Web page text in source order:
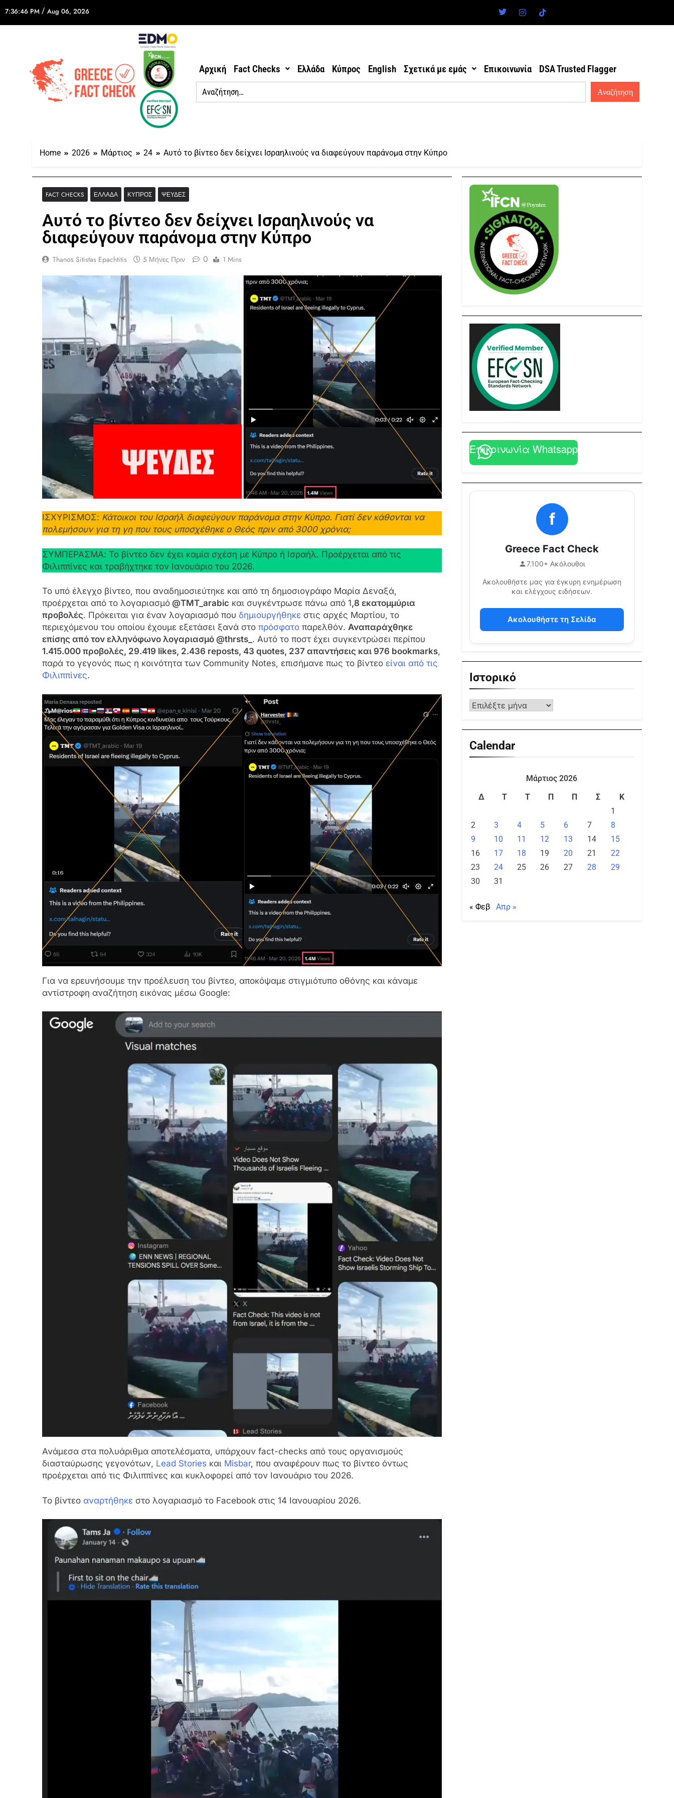
7:36:46 PM / Aug 06, 2026
Αρχική Fact Checks Ελλάδα Κύπρος English Σχετικά με εμάς Επικοινωνία DSA Trusted Flagger
Home 2026 Μάρτιος 24 Αυτό το βίντεο δεν δείχνει Ισραηλινούς να διαφεύγουν παράνομα στην Κύπρο
FACT CHECKS ΕΛΛΆΔΑ ΚΎΠΡΟΣ ΨΕΥΔΈΣ
Αυτό το βίντεο δεν δείχνει Ισραηλινούς να
διαφεύγουν παράνομα στην Κύπρο
Thanos Sitistas Epachtitis 5 Μήνες Πριν 0 1 Mins
ΙΣΧΥΡΙΣΜΟΣ: Κάτοικοι του Ισραήλ διαφεύγουν παράνομα στην Κύπρο. Γιατί δεν κάθονται να
πολεμήσουν για τη γη που τους υποσχέθηκε ο Θεός πριν από 3000 χρόνια;
ΣΥΜΠΕΡΑΣΜΑ: Το βίντεο δεν έχει καμία σχέση με Κύπρο ή Ισραήλ. Προέρχεται από τις
Φιλιππίνες και τραβήχτηκε τον Ιανουάριο του 2026.
Το υπό έλεγχο βίντεο, που αναδημοσιεύτηκε και από τη δημοσιογράφο Μαρία Δεναξά,
προέρχεται από το λογαριασμό @TMT_arabic και συγκέντρωσε πάνω από 1,8 εκατομμύρια
προβολές. Πρόκειται για έναν λογαριασμό που δημιουργήθηκε στις αρχές Μαρτίου, το
περιεχόμενου του οποίου έχουμε εξετάσει ξανά στο πρόσφατο παρελθόν. Αναπαράχθηκε
επίσης από τον ελληνόφωνο λογαριασμό @thrsts_ . Αυτό το ποστ έχει συγκεντρώσει περίπου
1.415.000 προβολές, 29.419 likes, 2.436 reposts, 43 quotes, 237 απαντήσεις και 976 bookmarks,
παρά το γεγονός πως η κοινότητα των Community Notes, επισήμανε πως το βίντεο είναι από τις
Φιλιππίνες.
Για να ερευνήσουμε την προέλευση του βίντεο, αποκόψαμε στιγμιότυπο οθόνης και κάναμε
αντίστροφη αναζήτηση εικόνας μέσω Google:
Ανάμεσα στα πολυάριθμα αποτελέσματα, υπάρχουν fact-checks από τους οργανισμούς
διασταύρωσης γεγονότων, Lead Stories και Misbar, που αναφέρουν πως το βίντεο όντως
προέρχεται από τις Φιλιππίνες και κυκλοφορεί από τον Ιανουάριο του 2026.
Το βίντεο αναρτήθηκε στο λογαριασμό το Facebook στις 14 Ιανουαρίου 2026.
Επικοινωνία Whatsapp
f
Greece Fact Check
7.100+ Ακόλουθοι
Ακολουθήστε μας για έγκυρη ενημέρωση
και ελέγχους ειδήσεων.
Ακολουθήστε τη Σελίδα
Ιστορικό
Calendar
Μάρτιος 2026
Δ
Τ Τ Π Π Σ
Κ
1
2
3 4 5 6 7
8
9
10 11 12 13 14
15
16
17 18 19 20 21
22
23
24 25 26 27 28
29
30
31
« Φεβ Απρ »